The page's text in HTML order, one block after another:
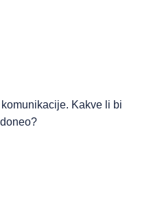
Kakve li bi